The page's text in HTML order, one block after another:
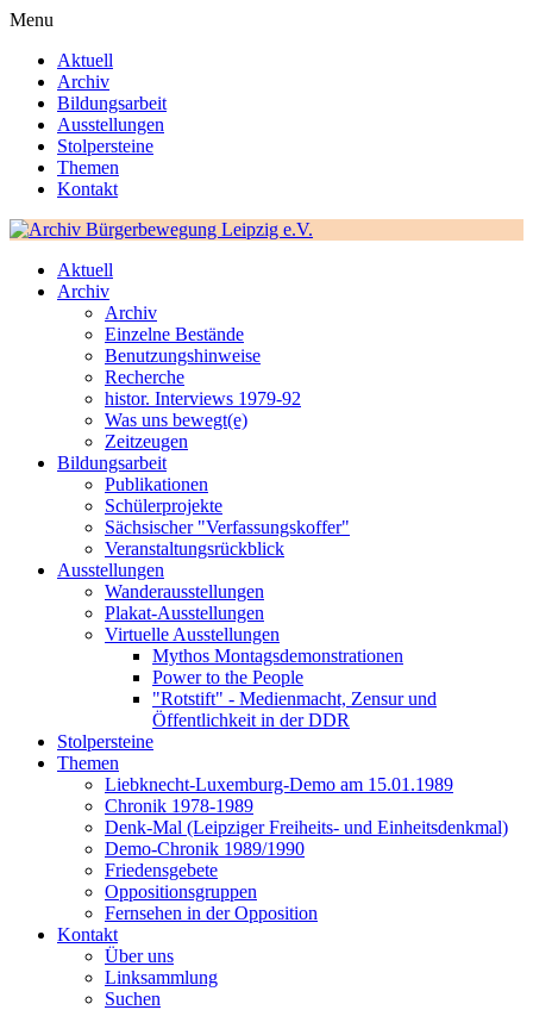
Menu
Aktuell
Archiv
Bildungsarbeit
Ausstellungen
Stolpersteine
Themen
Kontakt
Aktuell
Archiv
Archiv
Einzelne Bestände
Benutzungshinweise
Recherche
histor. Interviews 1979-92
Was uns bewegt(e)
Zeitzeugen
Bildungsarbeit
Publikationen
Schülerprojekte
Sächsischer "Verfassungskoffer"
Veranstaltungsrückblick
Ausstellungen
Wanderausstellungen
Plakat-Ausstellungen
Virtuelle Ausstellungen
Mythos Montagsdemonstrationen
Power to the People
"Rotstift" - Medienmacht, Zensur und
Öffentlichkeit in der DDR
Stolpersteine
Themen
Liebknecht-Luxemburg-Demo am 15.01.1989
Chronik 1978-1989
Denk-Mal (Leipziger Freiheits- und Einheitsdenkmal)
Demo-Chronik 1989/1990
Friedensgebete
Oppositionsgruppen
Fernsehen in der Opposition
Kontakt
Über uns
Linksammlung
Suchen